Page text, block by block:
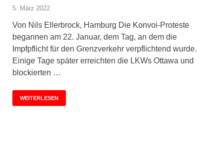
5. März 2022
Von Nils Ellerbrock, Hamburg Die Konvoi-Proteste
begannen am 22. Januar, dem Tag, an dem die
Impfpflicht für den Grenzverkehr verpflichtend wurde.
Einige Tage später erreichten die LKWs Ottawa und
blockierten …
WEITERLESEN